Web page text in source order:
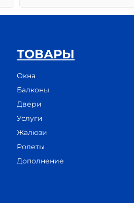
ТОВАРЫ
Окна
Балконы
Двери
Услуги
Жалюзи
Ролеты
Дополнение